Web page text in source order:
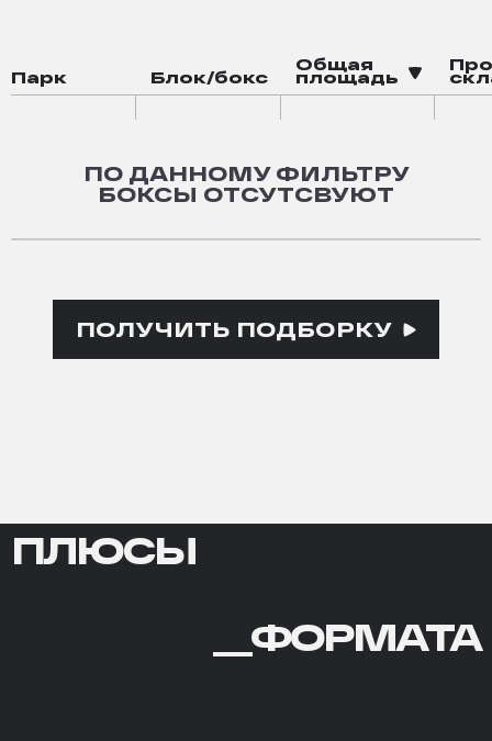
Парк Блок/бокс
Общая
площадь
ПО ДАННОМУ ФИЛЬТРУ
БОКСЫ ОТСУТСВУЮТ
ПОЛУЧИТЬ ПОДБОРКУ
ПЛЮСЫ
ФОРМАТА
ПЛЮСЫ
__ФОРМАТА